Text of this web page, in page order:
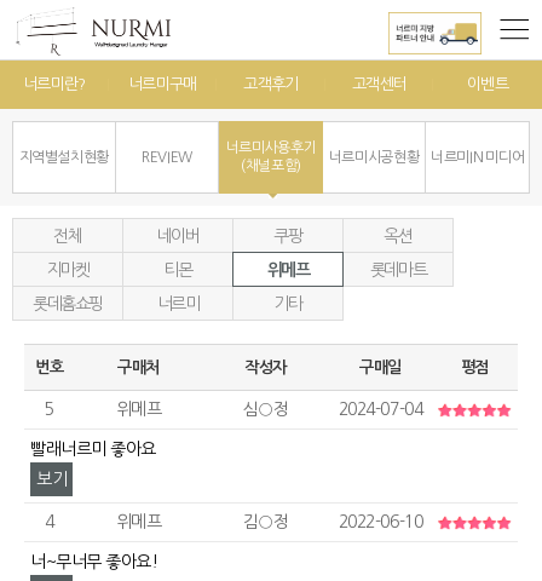
너르미란? 너르미구매 고객후기 고객센터 이벤트
지역별설치현황 REVIEW
너르미사용후기
(채널포함)
너르미시공현황 너르미IN 미디어
전체 네이버 쿠팡
옥션
지마켓
티몬 위메프
롯데마트
롯데홈쇼핑
너르미 기타
번호 구매처 작성자 구매일 평점
5 위메프 심○정 2024-07-04
빨래너르미 좋아요
보기
4 위메프 김○정 2022-06-10
너~무너무 좋아요!